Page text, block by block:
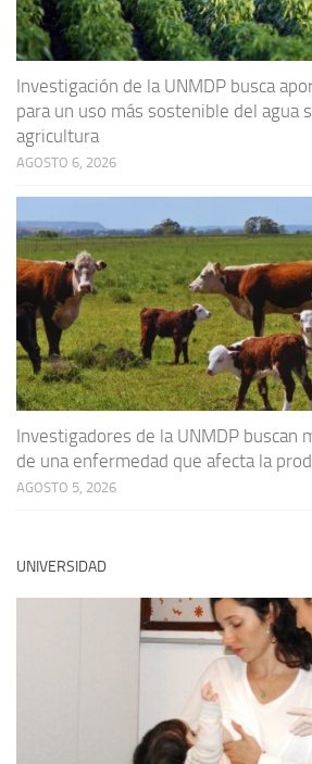
Investigación de la UNMDP busca
para un uso más sostenible del agua
agricultura
AGOSTO 6, 2026
Investigadores de la UNMDP buscan
de una enfermedad que afecta la
AGOSTO 5, 2026
UNIVERSIDAD